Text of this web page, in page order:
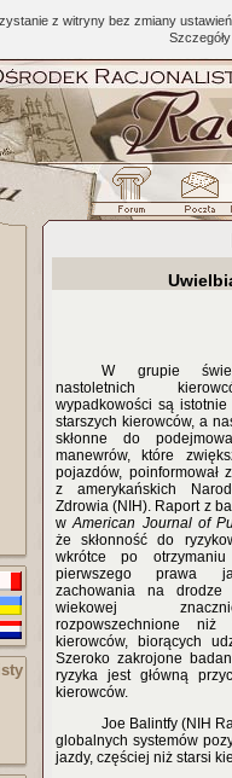
z witryny bez zmiany
W grupie
nastoletnich
wypadkowości są
starszych kierowców, a
skłonne do
manewrów, które
pojazdów, poinformował
z amerykańskich
Zdrowia (NIH). Raport z
wAmerican Journal of
że skłonność do
wkrótce po
pierwszego prawa
zachowania na
wiekowej
rozpowszechnione niż
kierowców, biorących
Szeroko zakrojone
ryzyka jest główną
kierowców.
Joe Balintfy (NIH
globalnych systemów
jazdy, częściej niż starsi